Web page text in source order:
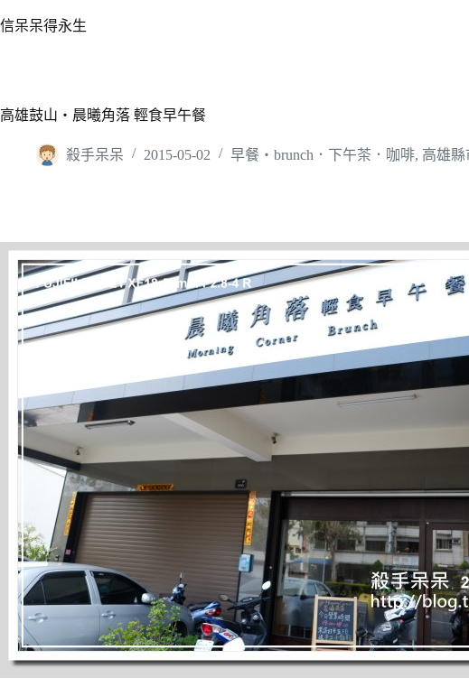
至
容
信呆呆得永生
高雄鼓山‧晨曦角落 輕食早午餐
殺手呆呆 2015-05-02 早餐‧brunch．下午茶．咖啡, 高雄